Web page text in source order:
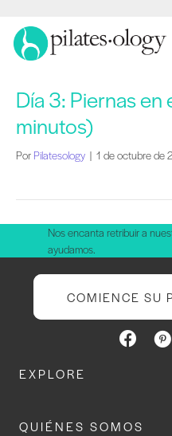
Día 3: Piernas
minutos)
Por Pilatesology | 1 de octubre de
Nos encanta retribuir a
ayudamos.
COMIENCE SU
EXPLORE
QUIÉNES SOMOS